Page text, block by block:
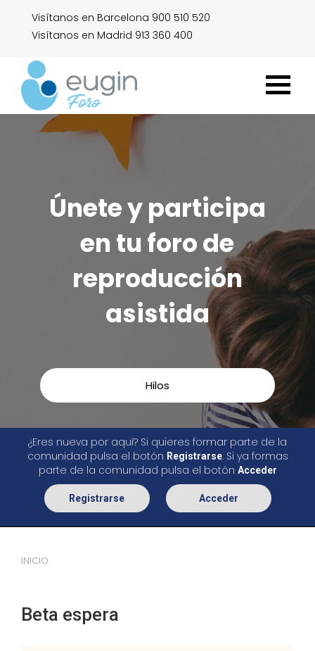
Visítanos en Barcelona 900 510 520
Visítanos en Madrid 913 360 400
Únete y participa
en tu foro de
reproducción
asistida
Hilos
¿Eres nueva por aquí? Si quieres formar parte de la
comunidad pulsa el botón Registrarse. Si ya formas
parte de la comunidad pulsa el botón Acceder
Registrarse Acceder
INICIO
Beta espera